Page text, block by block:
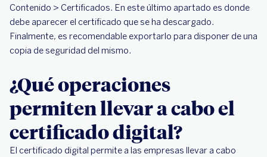
Contenido > Certificados. En este último apartado es donde
debe aparecer el certificado que se ha descargado.
Finalmente, es recomendable exportarlo para disponer de una
copia de seguridad del mismo.
¿Qué operaciones
permiten llevar a cabo el
certificado digital?
El certificado digital permite a las empresas llevar a cabo